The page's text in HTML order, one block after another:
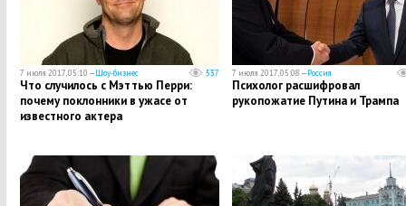
7 июля 2017, 05:10 —Шоу-бизнес 537
Что случилось с Мэттью Перри:
почему поклонники в ужасе от
известного актера
7 июля 2017, 05:08 —Россия
Психолог расшифровал
рукопожатие Путина и Трампа